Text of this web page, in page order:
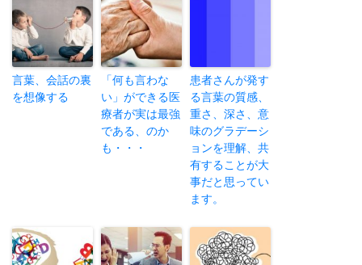
言葉、会話の裏
を想像する
「何も言わな
い」ができる医
療者が実は最強
である、のか
も・・・
患者さんが発す
る言葉の質感、
重さ、深さ、意
味のグラデーシ
ョンを理解、共
有することが大
事だと思ってい
ます。